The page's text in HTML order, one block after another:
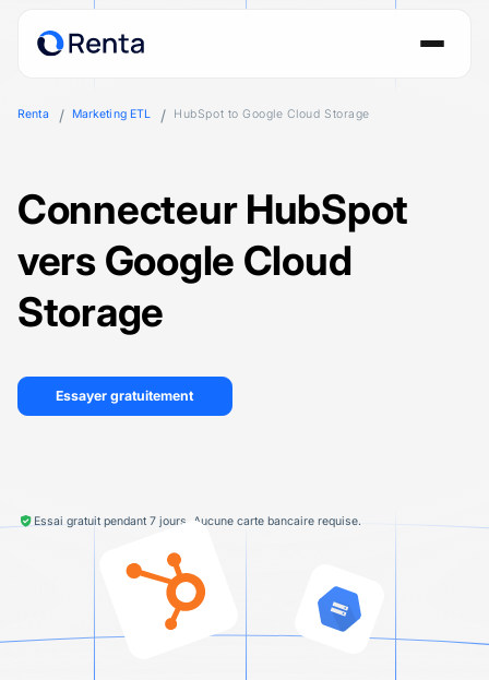
Renta Marketing ETL HubSpot to Google Cloud Storage
Connecteur HubSpot
vers Google Cloud
Storage
Essayer gratuitement
Essai gratuit pendant 7 jours. Aucune carte bancaire requise.